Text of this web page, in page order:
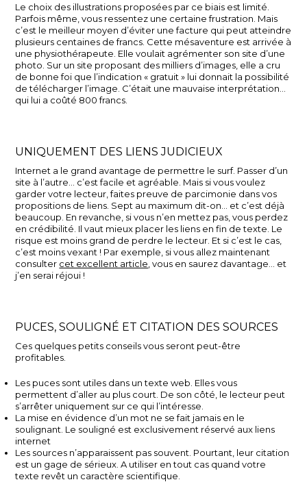
Le choix des illustrations proposées par ce biais est limité.
Parfois même, vous ressentez une certaine frustration. Mais
c’est le meilleur moyen d’éviter une facture qui peut atteindre
plusieurs centaines de francs. Cette mésaventure est arrivée à
une physiothérapeute. Elle voulait agrémenter son site d’une
photo. Sur un site proposant des milliers d’images, elle a cru
de bonne foi que l’indication « gratuit » lui donnait la possibilité
de télécharger l’image. C’était une mauvaise interprétation…
qui lui a coûté 800 francs.
UNIQUEMENT DES LIENS JUDICIEUX
Internet a le grand avantage de permettre le surf. Passer d’un
site à l’autre… c’est facile et agréable. Mais si vous voulez
garder votre lecteur, faites preuve de parcimonie dans vos
propositions de liens. Sept au maximum dit-on… et c’est déjà
beaucoup. En revanche, si vous n’en mettez pas, vous perdez
en crédibilité. Il vaut mieux placer les liens en fin de texte. Le
risque est moins grand de perdre le lecteur. Et si c’est le cas,
c’est moins vexant ! Par exemple, si vous allez maintenant
consulter cet excellent article , vous en saurez davantage… et
j’en serai réjoui !
PUCES, SOULIGNÉ ET CITATION DES SOURCES
Ces quelques petits conseils vous seront peut-être
profitables.
Les puces sont utiles dans un texte web. Elles vous
permettent d’aller au plus court. De son côté, le lecteur peut
s’arrêter uniquement sur ce qui l’intéresse.
La mise en évidence d’un mot ne se fait jamais en le
soulignant. Le souligné est exclusivement réservé aux liens
internet
Les sources n’apparaissent pas souvent. Pourtant, leur citation
est un gage de sérieux. A utiliser en tout cas quand votre
texte revêt un caractère scientifique.